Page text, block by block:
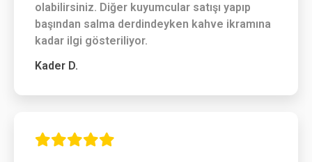
olabilirsiniz. Diğer kuyumcular satışı yapıp
başından salma derdindeyken kahve ikramına
kadar ilgi gösteriliyor.
Kader D.